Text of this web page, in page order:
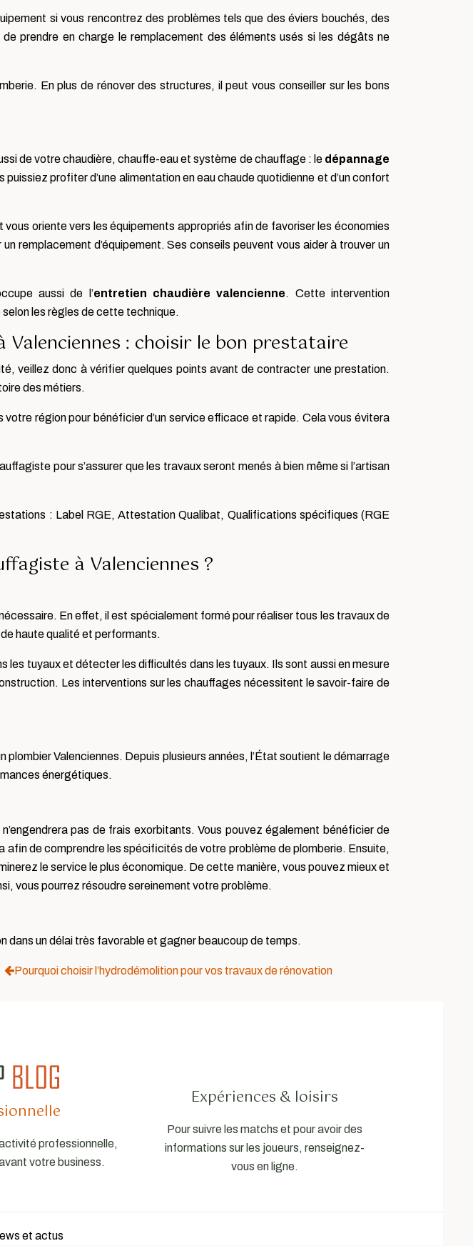
si vous rencontrez des problèmes tels que des éviers bouchés, des
prendre en charge le remplacement des éléments usés si les dégâts ne
En plus de rénover des structures, il peut vous conseiller sur les bons
de votre chaudière, chauffe-eau et système de chauffage : ledépannage
profiter d’une alimentation en eau chaude quotidienne et d’un confort
oriente vers les équipements appropriés afin de favoriser les économies
remplacement d’équipement. Ses conseils peuvent vous aider à trouver un
aussi de l’entretien chaudière valencienne. Cette intervention
les règles de cette technique.
: choisir le bon prestataire
veillez donc à vérifier quelques points avant de contracter une prestation.
des métiers.
région pour bénéficier d’un service efficace et rapide. Cela vous évitera
pour s’assurer que les travaux seront menés à bien même si l’artisan
: Label RGE, Attestation Qualibat, Qualifications spécifiques (RGE
à Valenciennes ?
En effet, il est spécialement formé pour réaliser tous les travaux de
haute qualité et performants.
les tuyaux et détecter les difficultés dans les tuyaux. Ils sont aussi en mesure
Les interventions sur les chauffages nécessitent le savoir-faire de
Valenciennes. Depuis plusieurs années, l’État soutient le démarrage
énergétiques.
pas de frais exorbitants. Vous pouvez également bénéficier de
afin de comprendre les spécificités de votre problème de plomberie. Ensuite,
le service le plus économique. De cette manière, vous pouvez mieux et
vous pourrez résoudre sereinement votre problème.
dans un délai très favorable et gagner beaucoup de temps.
Pourquoi choisir l’hydrodémolition pour vos travaux de rénovation
professionnelle,
votre business.
Expériences & loisirs
Pour suivre les matchs et pour avoir des
informations sur les joueurs, renseignez-
vous en ligne.
et actus